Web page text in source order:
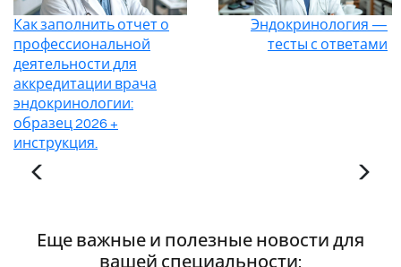
Как заполнить отчет о
профессиональной
деятельности для
аккредитации врача
эндокринологии:
образец 2026 +
инструкция.
Эндокринология —
тесты с ответами
Еще важные и полезные новости для
вашей специальности: